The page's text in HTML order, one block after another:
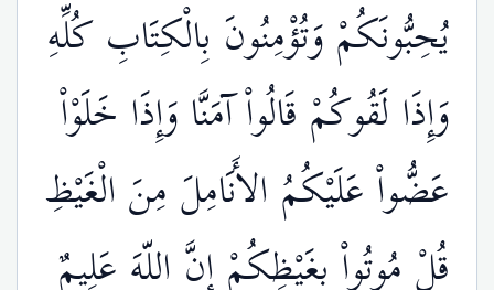
يُحِبُّونَكُمْ وَتُؤْمِنُونَ بِالْكِتَابِ كُلِّهِ
وَإِذَا لَقُوكُمْ قَالُواْ آمَنَّا وَإِذَا خَلَوْاْ
عَضُّواْ عَلَيْكُمُ الأَنَامِلَ مِنَ الْغَيْظِ
قُلْ مُوتُواْ بِغَيْظِكُمْ إِنَّ اللّهَ عَلِيمٌ